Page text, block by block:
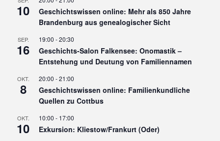
10
Geschichtswissen online: Mehr als 850 Jahre
Brandenburg aus genealogischer Sicht
SEP.
16
19:00 -20:30
Geschichts-Salon Falkensee: Onomastik –
Entstehung und Deutung von Familiennamen
OKT.
8
20:00 -21:00
Geschichtswissen online: Familienkundliche
Quellen zu Cottbus
OKT.
10
10:00 - 17:00
Exkursion: Kliestow/Frankurt (Oder)